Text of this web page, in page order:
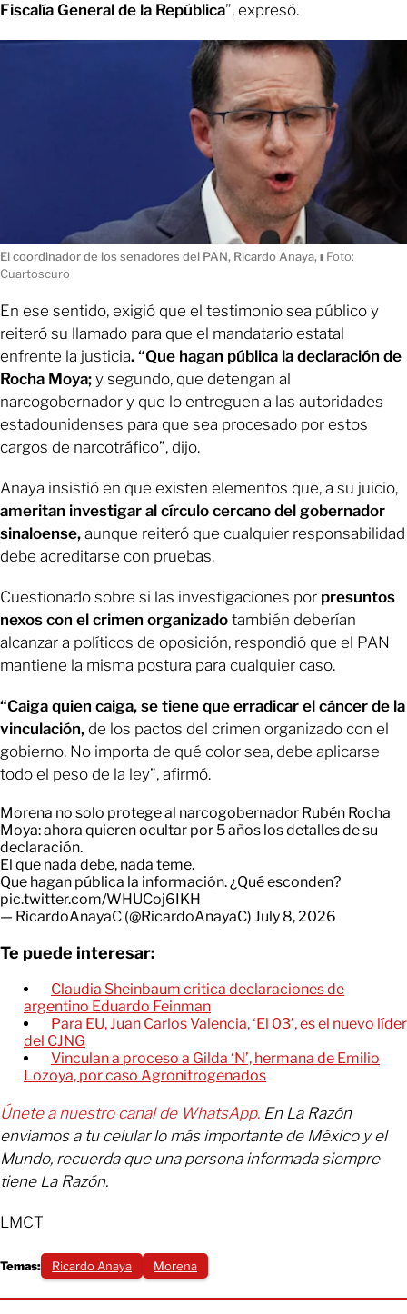
Fiscalía General de la República”, expresó.
El coordinador de los senadores del PAN, Ricardo Anaya, ı Foto:
Cuartoscuro
En ese sentido, exigió que el testimonio sea público y
reiteró su llamado para que el mandatario estatal
enfrente la justicia. “Que hagan pública la declaración de
Rocha Moya; y segundo, que detengan al
narcogobernador y que lo entreguen a las autoridades
estadounidenses para que sea procesado por estos
cargos de narcotráfico”, dijo.
Anaya insistió en que existen elementos que, a su juicio,
ameritan investigar al círculo cercano del gobernador
sinaloense, aunque reiteró que cualquier responsabilidad
debe acreditarse con pruebas.
Cuestionado sobre si las investigaciones por presuntos
nexos con el crimen organizado también deberían
alcanzar a políticos de oposición, respondió que el PAN
mantiene la misma postura para cualquier caso.
“Caiga quien caiga, se tiene que erradicar el cáncer de la
vinculación, de los pactos del crimen organizado con el
gobierno. No importa de qué color sea, debe aplicarse
todo el peso de la ley”, afirmó.
Morena no solo protege al narcogobernador Rubén Rocha
Moya: ahora quieren ocultar por 5 años los detalles de su
declaración.
El que nada debe, nada teme.
Que hagan pública la información. ¿Qué esconden?
pic.twitter.com/WHUCoj6IKH
— RicardoAnayaC (@RicardoAnayaC) July 8, 2026
Te puede interesar:
Claudia Sheinbaum critica declaraciones de
argentino Eduardo Feinman
Para EU, Juan Carlos Valencia, ‘El 03’, es el nuevo líder
del CJNG
Vinculan a proceso a Gilda ‘N’, hermana de Emilio
Lozoya, por caso Agronitrogenados
Únete a nuestro canal de WhatsApp. En La Razón
enviamos a tu celular lo más importante de México y el
Mundo, recuerda que una persona informada siempre
tiene La Razón.
LMCT
Temas: Ricardo Anaya Morena